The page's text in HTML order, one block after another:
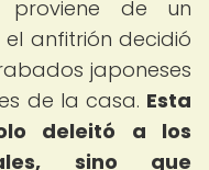
proviene de un
anfitrión decidió
japoneses
de la casa. Esta
deleitó a los
sino que